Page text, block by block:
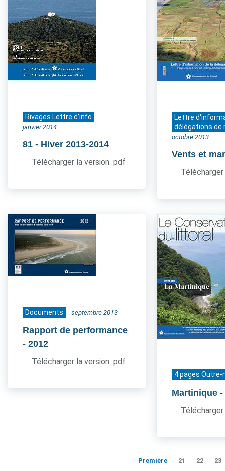
Rivages Lettre d'info
janvier 2014
81 - Hiver 2013-2014
Télécharger la version .pdf
Lettre
délégations de
octobre 2013
Vents et
Documents septembre 2013
Rapport de performance
- 2012
Télécharger la version .pdf
4 pages Outre-
Martinique -
Première 21 22 23